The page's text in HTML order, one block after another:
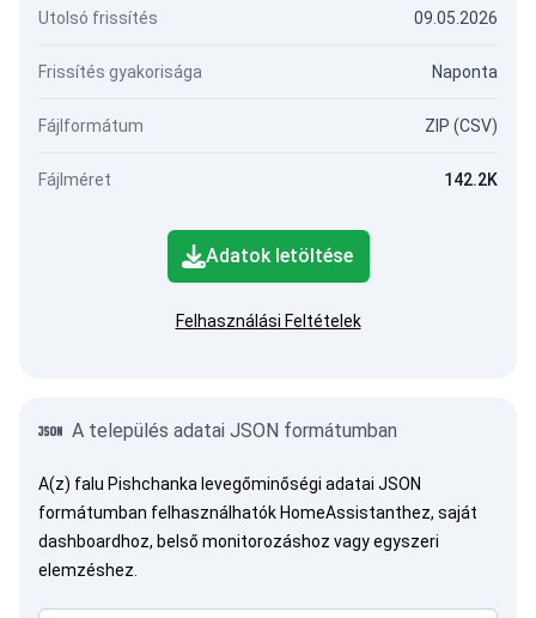
Utolsó frissítés 09.05.2026
Frissítés gyakorisága Naponta
Fájlformátum ZIP (CSV)
Fájlméret 142.2K
Adatok letöltése
Felhasználási Feltételek
A település adatai JSON formátumban
A(z) falu Pishchanka levegőminőségi adatai JSON
formátumban felhasználhatók HomeAssistanthez, saját
dashboardhoz, belső monitorozáshoz vagy egyszeri
elemzéshez.